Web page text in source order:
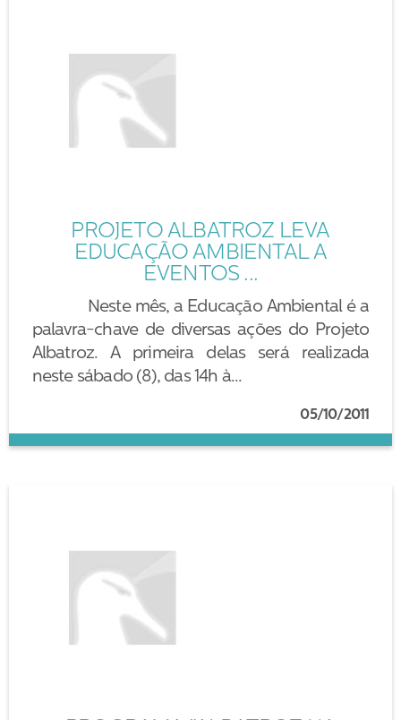
PROJETO ALBATROZ LEVA
EDUCAÇÃO AMBIENTAL A
EVENTOS ...
Neste mês, a Educação Ambiental é a
palavra-chave de diversas ações do Projeto
Albatroz. A primeira delas será realizada
neste sábado (8), das 14h à...
05/10/2011